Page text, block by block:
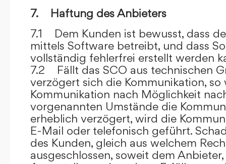
7. Haftung des Anbieters
7.1 Dem Kunden ist bewusst, dass
mittels Software betreibt, und dass
vollständig fehlerfrei erstellt werden
7.2 Fällt das SCO aus technischen
verzögert sich die Kommunikation, so
Kommunikation nach Möglichkeit
vorgenannten Umstände die
erheblich verzögert, wird die
E-Mail oder telefonisch geführt.
des Kunden, gleich aus welchem
ausgeschlossen, soweit dem